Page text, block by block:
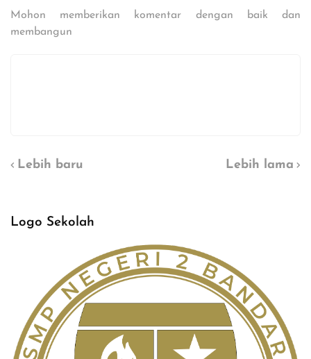
Mohon memberikan komentar dengan baik dan
membangun
Lebih baru Lebih lama
Logo Sekolah